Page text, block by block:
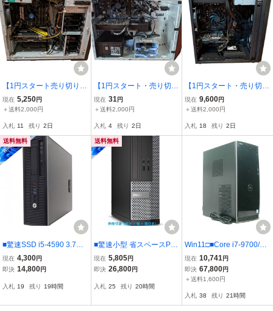
【1円スタート売り切り】
【ゲーミングPC】Core i
7-7700 / GTX 1070 8GB /
B / Windows 11 / G-GEAR
ケース / 動作品
現在 5,250円
＋送料2,000円
入札 11 残り 2日
【1円スタート・売り切
り】Lenovo Legion Y520
T デスクトップゲーミン
X 1060 3GB / メモリ16G
B / SSD256GB
現在 31 円
＋送料2,000円
入札 4 残り 2日
【1円スタート・売り切
り】ゲーミングPC Core i
7-7700K / GTX 1650 SUP
2GB相当 / ケース新品！
現在 9,600円
＋送料2,000円
入札 18 残り 2日
送料無料
■驚速SSD i5-4590 3.7GH
z x4/メモリ8GB■SSD:12
0GB+大容量HDD:1000G
無線LAN可/USB3.0 ■HP
現在 4,300円
即決 14,800円
入札 19 残り 19時間
送料無料
■驚速小型 省スペースPC
DELL i7-4770 3.9G x8/メ
モリ16GB■SSD:960GB
B3.0/追加 無線■OPTIPLE
現在 5,805円
即決 26,800円
入札 25 残り 20時間
Win11□■Core i7-9700/M.
2 SSD-1TB+HDD-2TB/大
容量16GBメモリ！DELL I
nspiron 3671 / Office2021
ラボ
現在 10,741円
即決 67,800円
＋送料1,600円
入札 38 残り 21時間